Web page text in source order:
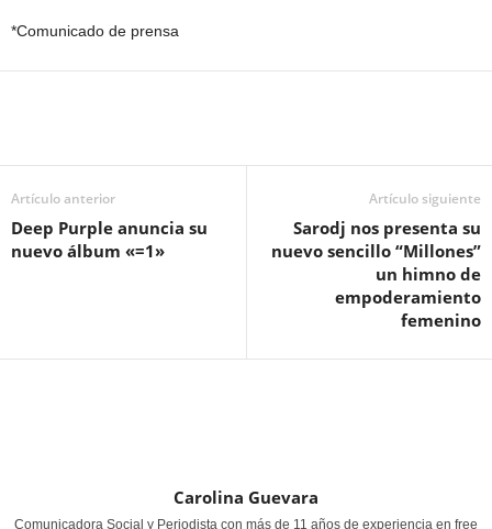
*Comunicado de prensa
Artículo anterior
Deep Purple anuncia su
nuevo álbum «=1»
Artículo siguiente
Sarodj nos presenta su
nuevo sencillo “Millones”
un himno de
empoderamiento
femenino
Carolina Guevara
Comunicadora Social y Periodista con más de 11 años de experiencia en free